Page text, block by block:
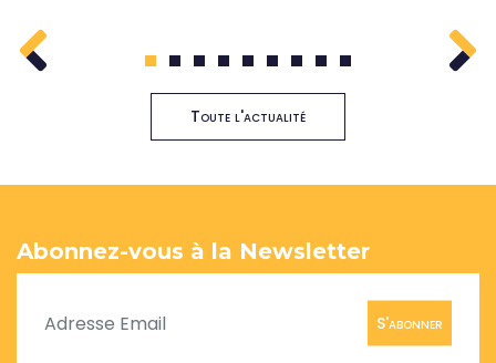
1 2 3 4 5 6 7 8 9
Toute l'actualité
Abonnez-vous à la Newsletter
S'abonner